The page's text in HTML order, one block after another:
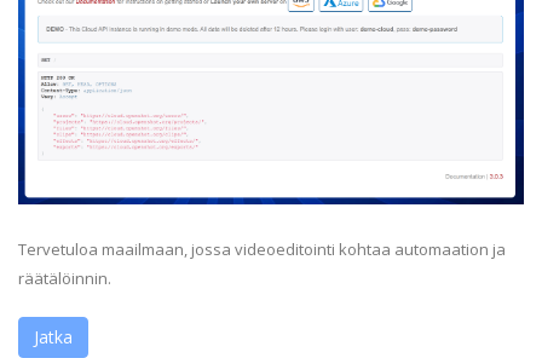
Tervetuloa maailmaan, jossa videoeditointi kohtaa automaation ja
räätälöinnin.
Jatka